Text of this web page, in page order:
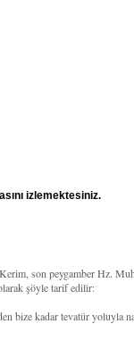
izlemektesiniz.
son peygamber Hz.
şöyle tarif edilir:
bize kadar tevatür yoluyla